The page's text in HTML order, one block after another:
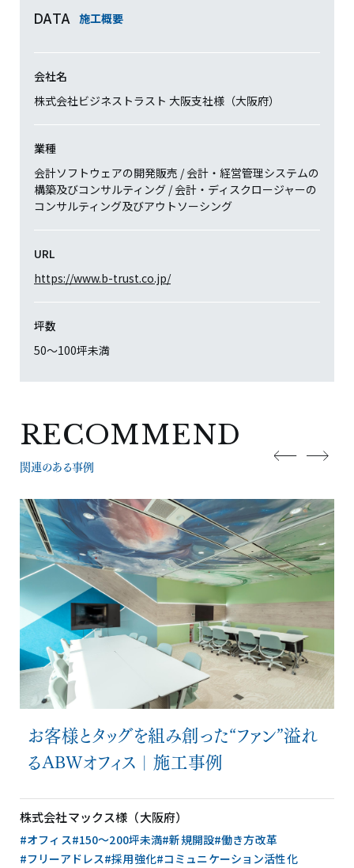
DATA 施工概要
会社名
株式会社ビジネストラスト 大阪支社様（大阪府）
業種
会計ソフトウェアの開発販売 / 会計・経営管理システムの
構築及びコンサルティング / 会計・ディスクロージャーの
コンサルティング及びアウトソーシング
URL
https://www.b-trust.co.jp/
坪数
50〜100坪未満
RECOMMEND
関連のある事例
お客様とタッグを組み創った“ファン”溢れ
るABWオフィス｜施工事例
株式会社マックス様（大阪府）
#オフィス#150〜200坪未満#新規開設#働き方改革
#フリーアドレス#採用強化#コミュニケーション活性化